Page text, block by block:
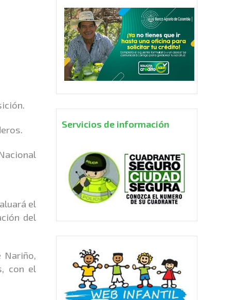
el
del
Nariño,
con el
Servicios de información